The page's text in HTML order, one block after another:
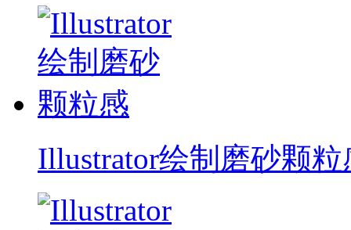
Illustrator绘制磨砂颗粒